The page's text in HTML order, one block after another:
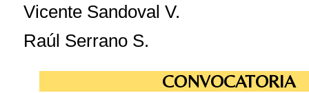
Vicente Sandoval V.
Raúl Serrano S.
CONVOCATORIA